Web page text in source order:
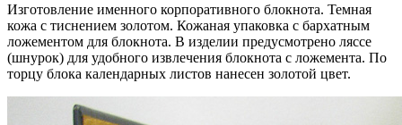
Изготовление именного корпоративного блокнота. Темная
кожа с тиснением золотом. Кожаная упаковка с бархатным
ложементом для блокнота. В изделии предусмотрено ляссе
(шнурок) для удобного извлечения блокнота с ложемента. По
торцу блока календарных листов нанесен золотой цвет.